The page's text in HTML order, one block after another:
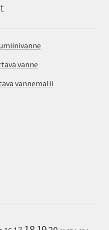
vanne
vannemalli